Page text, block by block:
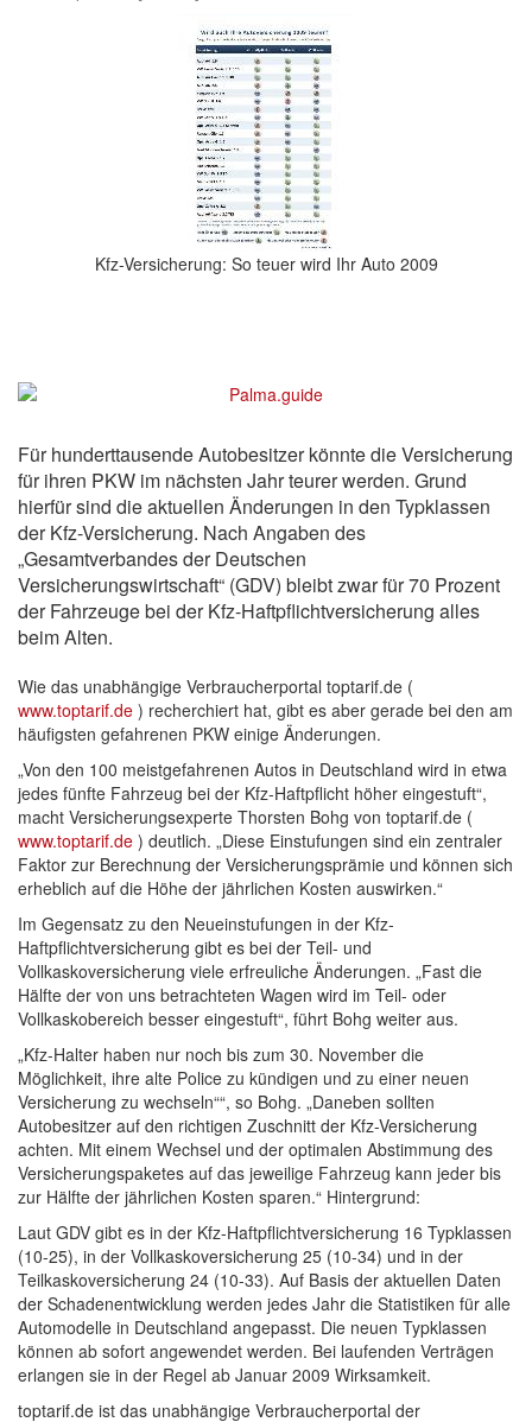
Kfz-Versicherung: So teuer wird Ihr Auto 2009
Für hunderttausende Autobesitzer könnte die Versicherung
für ihren PKW im nächsten Jahr teurer werden. Grund
hierfür sind die aktuellen Änderungen in den Typklassen
der Kfz-Versicherung. Nach Angaben des
„Gesamtverbandes der Deutschen
Versicherungswirtschaft“ (GDV) bleibt zwar für 70 Prozent
der Fahrzeuge bei der Kfz-Haftpflichtversicherung alles
beim Alten.
Wie das unabhängige Verbraucherportal toptarif.de (
www.toptarif.de ) recherchiert hat, gibt es aber gerade bei den am
häufigsten gefahrenen PKW einige Änderungen.
„Von den 100 meistgefahrenen Autos in Deutschland wird in etwa
jedes fünfte Fahrzeug bei der Kfz-Haftpflicht höher eingestuft“,
macht Versicherungsexperte Thorsten Bohg von toptarif.de (
www.toptarif.de ) deutlich. „Diese Einstufungen sind ein zentraler
Faktor zur Berechnung der Versicherungsprämie und können sich
erheblich auf die Höhe der jährlichen Kosten auswirken.“
Im Gegensatz zu den Neueinstufungen in der Kfz-
Haftpflichtversicherung gibt es bei der Teil- und
Vollkaskoversicherung viele erfreuliche Änderungen. „Fast die
Hälfte der von uns betrachteten Wagen wird im Teil- oder
Vollkaskobereich besser eingestuft“, führt Bohg weiter aus.
„Kfz-Halter haben nur noch bis zum 30. November die
Möglichkeit, ihre alte Police zu kündigen und zu einer neuen
Versicherung zu wechseln““, so Bohg. „Daneben sollten
Autobesitzer auf den richtigen Zuschnitt der Kfz-Versicherung
achten. Mit einem Wechsel und der optimalen Abstimmung des
Versicherungspaketes auf das jeweilige Fahrzeug kann jeder bis
zur Hälfte der jährlichen Kosten sparen.“ Hintergrund:
Laut GDV gibt es in der Kfz-Haftpflichtversicherung 16 Typklassen
(10-25), in der Vollkaskoversicherung 25 (10-34) und in der
Teilkaskoversicherung 24 (10-33). Auf Basis der aktuellen Daten
der Schadenentwicklung werden jedes Jahr die Statistiken für alle
Automodelle in Deutschland angepasst. Die neuen Typklassen
können ab sofort angewendet werden. Bei laufenden Verträgen
erlangen sie in der Regel ab Januar 2009 Wirksamkeit.
toptarif.de ist das unabhängige Verbraucherportal der